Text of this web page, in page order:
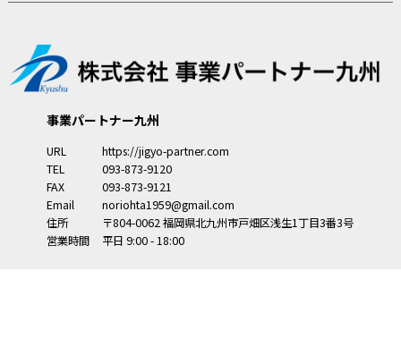
事業パートナー九州
URL
https://jigyo-partner.com
TEL
093-873-9120
FAX
093-873-9121
Email
noriohta1959@gmail.com
住所
〒804-0062福岡県北九州市戸畑区浅生1丁目3番3号
営業時間
平日 9:00 - 18:00